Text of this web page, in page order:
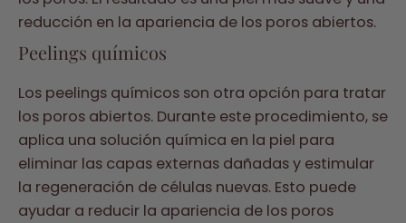
reducción en la apariencia de los poros abiertos.
Peelings químicos
Los peelings químicos son otra opción para tratar
los poros abiertos. Durante este procedimiento, se
aplica una solución química en la piel para
eliminar las capas externas dañadas y estimular
la regeneración de células nuevas. Esto puede
ayudar a reducir la apariencia de los poros